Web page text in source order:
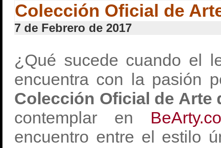
Colección Oficial de
7 de Febrero de 2017
¿Qué sucede cuando el
encuentra con la pasión
Colección Oficial de Arte
contemplar en
encuentro entre el estilo